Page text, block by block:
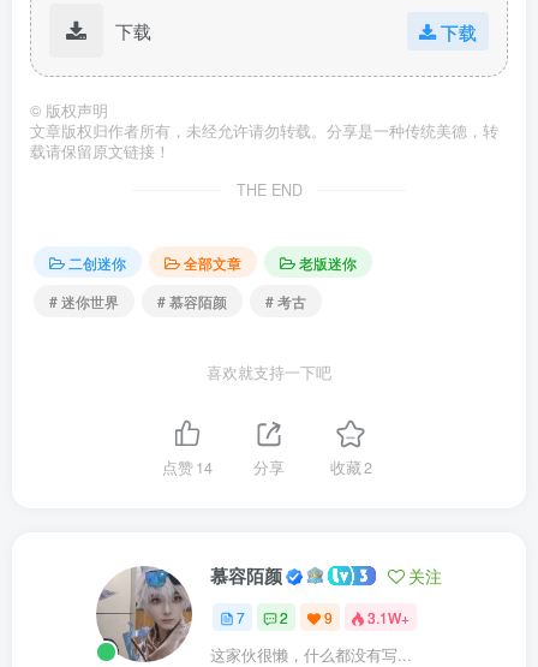
下载 下载
© 版权声明
文章版权归作者所有，未经允许请勿转载。分享是一种传统美德，转
载请保留原文链接！
THE END
二创迷你 全部文章
老版迷你
# 迷你世界
# 慕容陌颜 # 考古
喜欢就支持一下吧
点赞14 分享 收藏2
慕容陌颜 关注
7 2 9 3.1W+
这家伙很懒，什么都没有写...